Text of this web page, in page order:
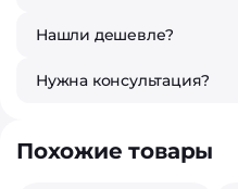
Нашли дешевле?
Нужна консультация?
Похожие товары